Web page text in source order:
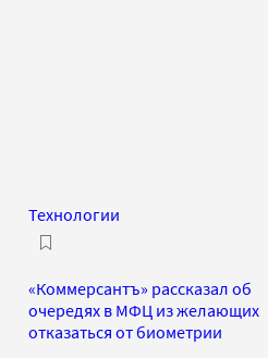
Технологии
«Коммерсантъ» рассказал об
очередях в МФЦ из желающих
отказаться от биометрии